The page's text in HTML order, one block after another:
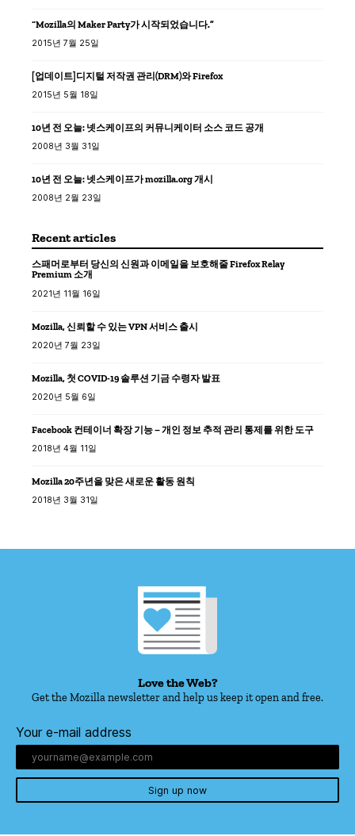
“Mozilla의 Maker Party가 시작되었습니다.”
2015년 7월 25일
[업데이트]디지털 저작권 관리(DRM)와 Firefox
2015년 5월 18일
10년 전 오늘: 넷스케이프의 커뮤니케이터 소스 코드 공개
2008년 3월 31일
10년 전 오늘: 넷스케이프가 mozilla.org 개시
2008년 2월 23일
Recent articles
스패머로부터 당신의 신원과 이메일을 보호해줄 Firefox Relay
Premium 소개
2021년 11월 16일
Mozilla, 신뢰할 수 있는 VPN 서비스 출시
2020년 7월 23일
Mozilla, 첫 COVID-19 솔루션 기금 수령자 발표
2020년 5월 6일
Facebook 컨테이너 확장 기능 – 개인 정보 추적 관리 통제를 위한 도구
2018년 4월 11일
Mozilla 20주년을 맞은 새로운 활동 원칙
2018년 3월 31일
Love the Web?
Get the Mozilla newsletter and help us keep it open and free.
Your e-mail address
Sign up now